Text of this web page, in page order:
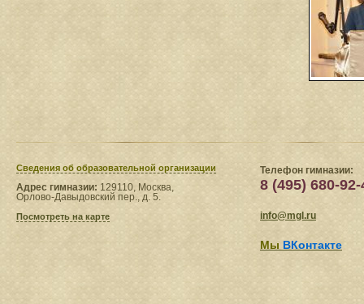
Сведения​ об образовательной организации
Адрес гимназии: 129110, Москва,
Орлово-Давыдовский пер., д. 5.
Посмотреть на карте
Телефон гимназии:
8 (495) 680-92-
info@mgl.ru
Мы ВКонтакте